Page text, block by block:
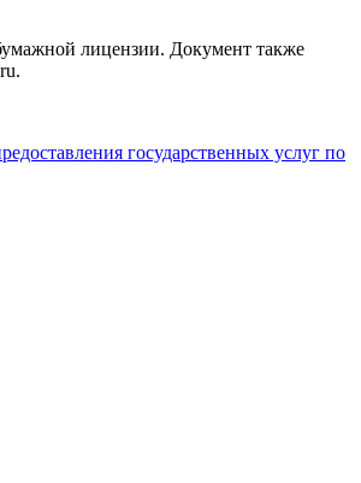
лицензии. Документ также
государственных услуг по